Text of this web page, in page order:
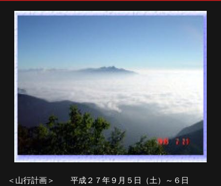
＜山行計画＞ 平成２７年９月５日（土）～６日